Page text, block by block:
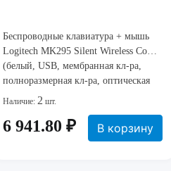
Беспроводные клавиатура + мышь
Logitech MK295 Silent Wireless Combo
(белый, USB, мембранная кл-ра,
полноразмерная кл-ра, оптическая
мышь, 2xAAA+1xAA)
Наличие: 2 шт.
6 941.80 ₽ В корзину